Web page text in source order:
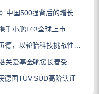
国500强背后的增长逻辑
手小鹏L03全球上市
以轮胎科技挑战性能边界
基金驰援长春受灾门店
德国TÜV SÜD高阶认证